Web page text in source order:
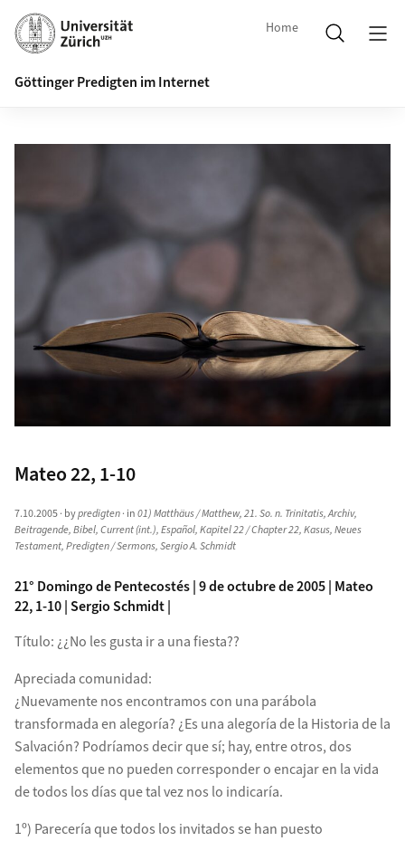
Home
Göttinger Predigten im Internet
Mateo 22, 1-10
7.10.2005· bypredigten· in01) Matthäus / Matthew,21. So. n. Trinitatis,Archiv,
Beitragende,Bibel,Current (int.),Español,Kapitel 22 / Chapter 22,Kasus,Neues
Testament,Predigten / Sermons,Sergio A. Schmidt
21° Domingo de Pentecostés | 9 de octubre de 2005 | Mateo
22, 1-10 | Sergio Schmidt |
Título: ¿¿No les gusta ir a una fiesta??
Apreciada comunidad:
¿Nuevamente nos encontramos con una parábola
transformada en alegoría? ¿Es una alegoría de la Historia de la
Salvación? Podríamos decir que sí; hay, entre otros, dos
elementos que no pueden corresponder o encajar en la vida
de todos los días que tal vez nos lo indicaría.
1º) Parecería que todos los invitados se han puesto